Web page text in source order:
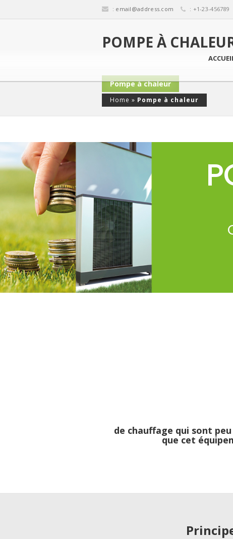
: email@address.com : +1-23-456789
POMPE À
Pompe à chaleur
Home » Pompe à chaleur
de chauffage qui sont
quecet